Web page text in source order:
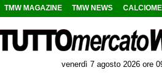
TMW MAGAZINE TMW NEWS
venerdì 7 agosto 2026 ore